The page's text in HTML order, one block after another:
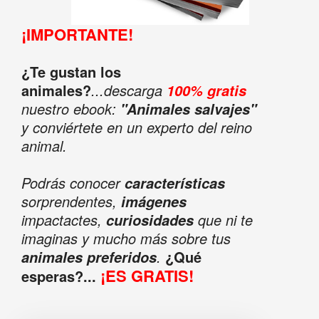
¡IMPORTANTE!
¿Te gustan los
animales?...descarga 100% gratis
nuestro ebook: "Animales salvajes"
y conviértete en un experto del reino
animal.
Podrás conocercaracterísticas
sorprendentes, imágenes
impactactes, curiosidadesque ni te
imaginas y mucho más sobre tus
animales preferidos. ¿Qué
esperas?... ¡ES GRATIS!